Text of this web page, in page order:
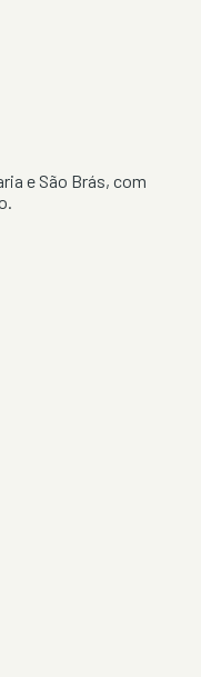
e São Brás, com